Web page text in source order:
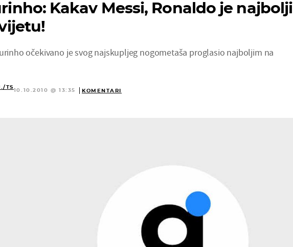
Kakav Messi, Ronaldo je najbolji
očekivano je svog najskupljeg nogometaša proglasio najboljim na
TS
10.10.2010 @ 13:35 KOMENTARI